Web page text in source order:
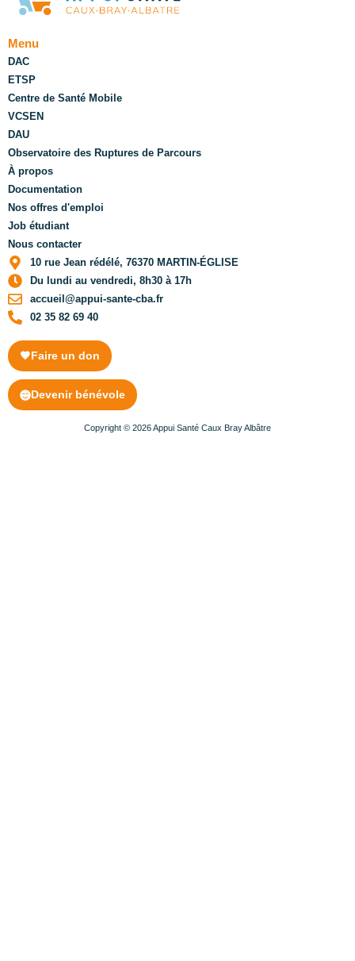
Menu
DAC
ETSP
Centre de Santé Mobile
VCSEN
DAU
Observatoire des Ruptures de Parcours
À propos
Documentation
Nos offres d'emploi
Job étudiant
Nous contacter
10 rue Jean rédélé, 76370 MARTIN-ÉGLISE
Du lundi au vendredi, 8h30 à 17h
accueil@appui-sante-cba.fr
02 35 82 69 40
Faire un don
Devenir bénévole
Copyright © 2026 Appui Santé Caux Bray Albâtre